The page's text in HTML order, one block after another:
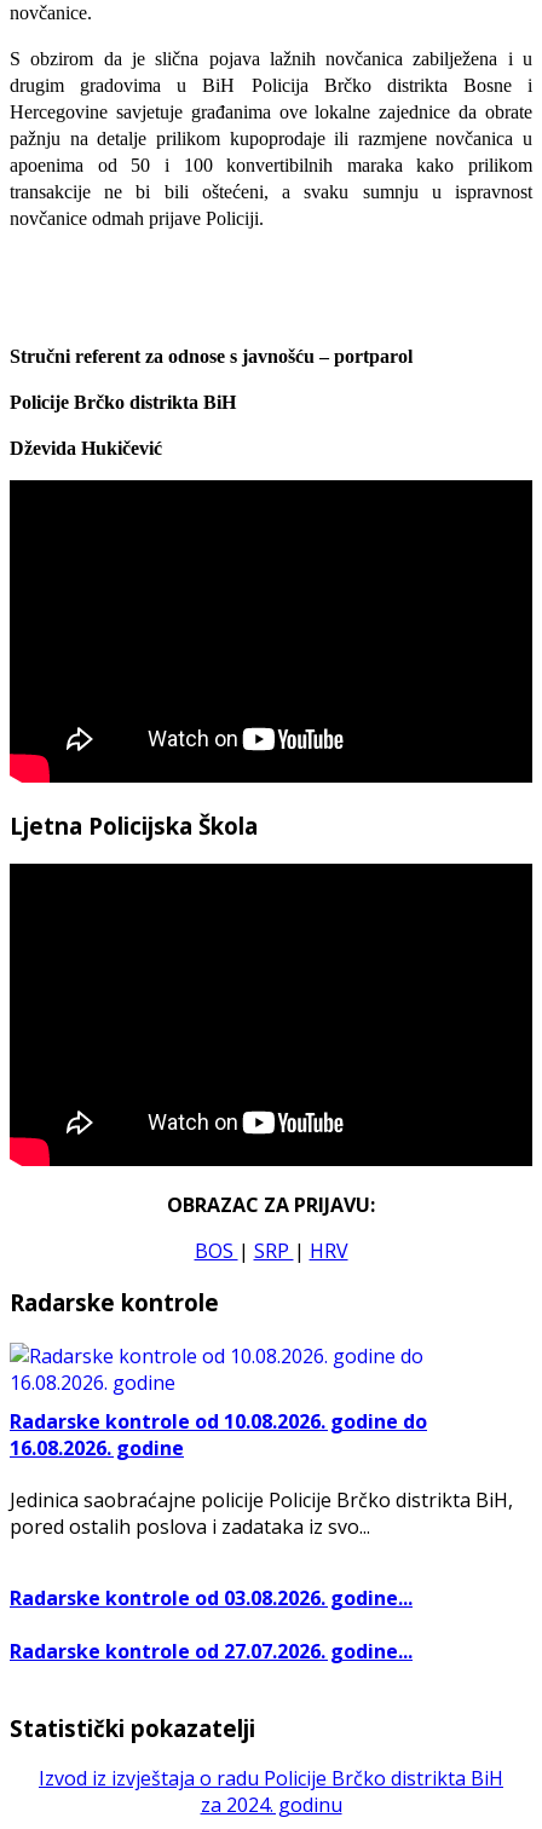
novčanice.
S obzirom da je slična pojava lažnih novčanica zabilježena i u
drugim gradovima u BiH Policija Brčko distrikta Bosne i
Hercegovine savjetuje građanima ove lokalne zajednice da obrate
pažnju na detalje prilikom kupoprodaje ili razmjene novčanica u
apoenima od 50 i 100 konvertibilnih maraka kako prilikom
transakcije ne bi bili oštećeni, a svaku sumnju u ispravnost
novčanice odmah prijave Policiji.
Stručni referent za odnose s javnošću – portparol
Policije Brčko distrikta BiH
Dževida Hukičević
Ljetna Policijska Škola
OBRAZAC ZA PRIJAVU:
BOS | SRP | HRV
Radarske kontrole
Radarske kontrole od 10.08.2026. godine do
16.08.2026. godine
Jedinica saobraćajne policije Policije Brčko distrikta BiH,
pored ostalih poslova i zadataka iz svo...
Radarske kontrole od 03.08.2026. godine...
Radarske kontrole od 27.07.2026. godine...
Statistički pokazatelji
Izvod iz izvještaja o radu Policije Brčko distrikta BiH
za 2024. godinu